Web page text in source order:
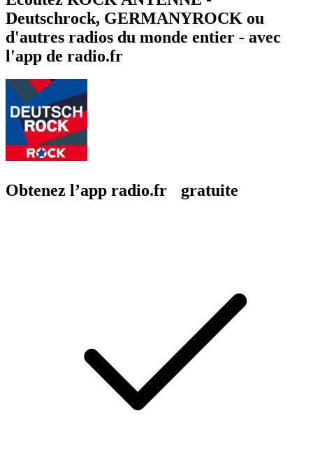
Deutschrock, GERMANYROCK ou
d'autres radios du monde entier - avec
l'app de radio.fr
Obtenez l’app radio.fr gratuite